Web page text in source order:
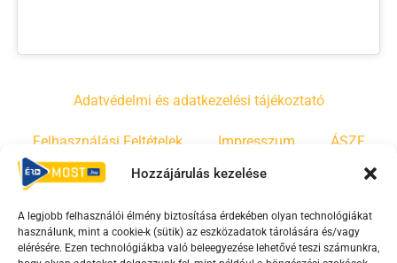
Hozzájárulás kezelése
A legjobb felhasználói élmény biztosítása érdekében olyan technológiákat
használunk, mint a cookie-k (sütik) az eszközadatok tárolására és/vagy
elérésére. Ezen technológiákba való beleegyezése lehetővé teszi számunkra,
Adatvédelmi és adatkezelési tájékoztató
Felhasználási Feltételek Impresszum ÁSZF
Irányelvek Moderálási szabályzat
F
Y
T